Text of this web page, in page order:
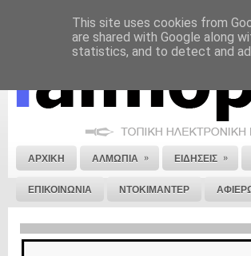
ΝΟΜΙΚΗ ΣΗΜΕΙΩΣΗ ΔΙΑΦΗΜΙΣΗ
ΑΡΧΙΚΗ ΑΛΜΩΠΙΑ » ΕΙΔΗΣΕΙΣ »
ΕΠΙΚΟΙΝΩΝΙΑ ΝΤΟΚΙΜΑΝΤΕΡ
This site uses cookies from
are shared with Google along
statistics, and to detect and